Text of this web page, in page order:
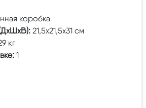
коробка
21,5х21,5х31 см
кг
1